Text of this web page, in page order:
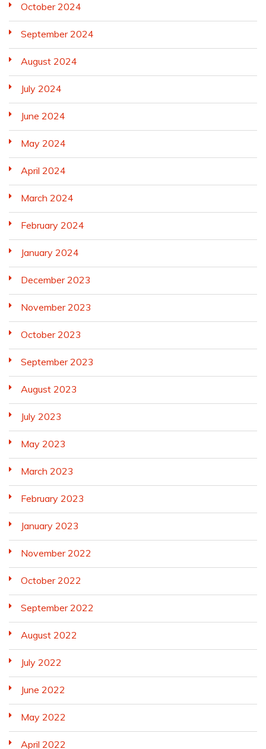
October 2024
September 2024
August 2024
July 2024
June 2024
May 2024
April 2024
March 2024
February 2024
January 2024
December 2023
November 2023
October 2023
September 2023
August 2023
July 2023
May 2023
March 2023
February 2023
January 2023
November 2022
October 2022
September 2022
August 2022
July 2022
June 2022
May 2022
April 2022